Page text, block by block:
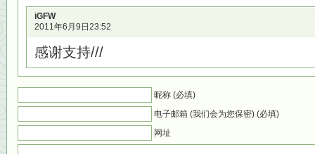
iGFW
2011年6月9日23:52
感谢支持///
昵称 (必填)
电子邮箱 (我们会为您保密) (必填)
网址